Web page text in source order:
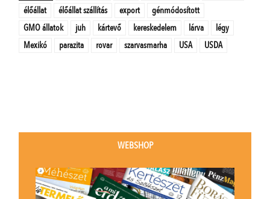
élőállat
élőállat szállítás export
génmódosított
GMO állatok
juh kártevő kereskedelem lárva
légy
Mexikó
parazita rovar szarvasmarha USA USDA
WEBSHOP